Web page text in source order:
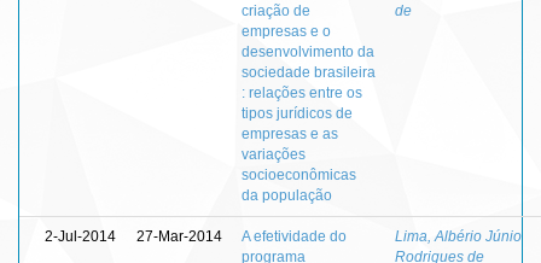
criação de
empresas e o
desenvolvimento da
sociedade brasileira
: relações entre os
tipos jurídicos de
empresas e as
variações
socioeconômicas
da população
de
2-Jul-2014 27-Mar-2014
A efetividade do
programa
Lima, Albério Júnio
Rodrigues de